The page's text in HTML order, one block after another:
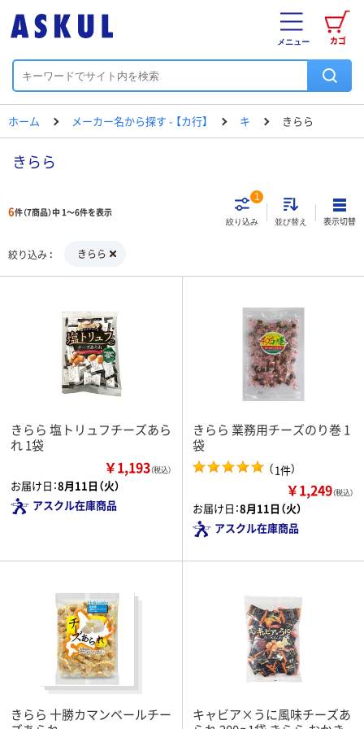
カゴ
メニュー
ホーム メーカー名から探す - 【カ行】 キ きらら
きらら
6件（7商品）中 1～6件を表示
絞り込み
1
並び替え 表示切替
絞り込み きらら
きらら 塩トリュフチーズあら
れ 1袋
￥1,193（税込）
お届け日：8月11日（火）
アスクル在庫商品
きらら 業務用チーズのり巻 1
袋
（1件）
￥1,249（税込）
お届け日：8月11日（火）
アスクル在庫商品
きらら 十勝カマンベールチー
キャビア×うに風味チーズあ